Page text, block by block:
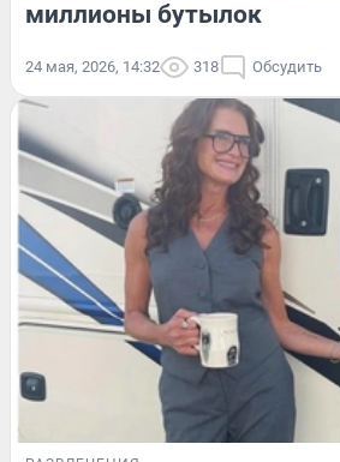
миллионы бутылок
24 мая, 2026, 14:32 318 Обсудить